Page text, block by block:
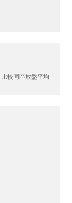
比較同區放盤平均